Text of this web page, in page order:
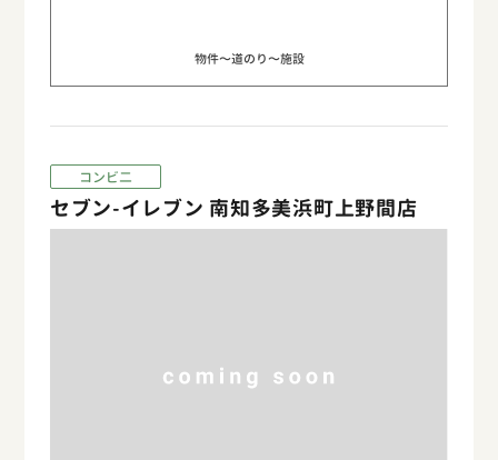
物件〜道のり〜施設
コンビ二
セブン-イレブン 南知多美浜町上野間店